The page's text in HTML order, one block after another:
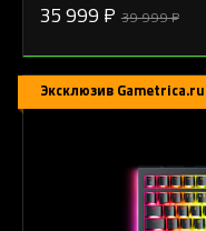
35 999 ₽ 39 999 ₽
Эксклюзив Gametrica.ru